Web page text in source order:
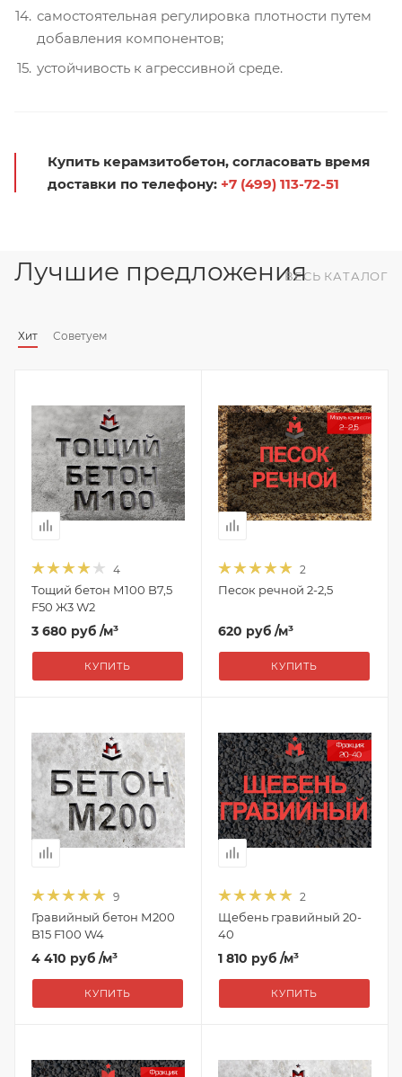
самостоятельная регулировка плотности путем
добавления компонентов;
устойчивость к агрессивной среде.
Купить керамзитобетон, согласовать время
доставки по телефону: +7 (499) 113-72-51
Лучшие предложения
Хит Советуем
ВЕСЬ КАТАЛОГ
4
Тощий бетон М100 B7,5
F50 Ж3 W2
3 680 руб /м³
КУПИТЬ
2
Песок речной 2-2,5
620 руб /м³
КУПИТЬ
9
Гравийный бетон М200
B15 F100 W4
4 410 руб /м³
КУПИТЬ
2
Щебень гравийный 20-
40
1 810 руб /м³
КУПИТЬ